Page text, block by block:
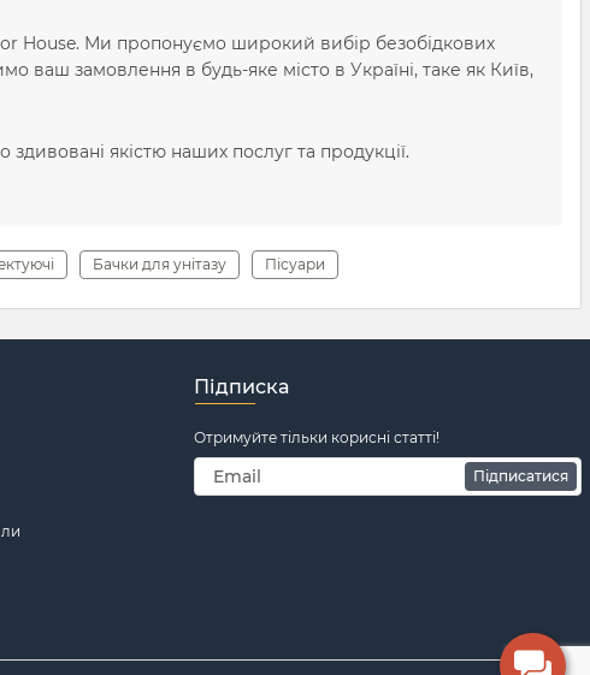
House. Ми пропонуємо широкий вибір безобідкових
ваш замовлення в будь-яке місто в Україні, таке як Київ,
якістю наших послуг та продукції.
Бачки для унітазу Пісуари
Підписка
Отримуйте тільки корисні статті!
Підписатися